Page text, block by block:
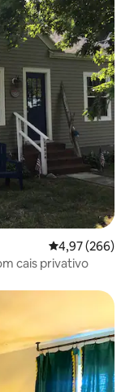
4,97 de uma
4,97 (266)
cais privativo